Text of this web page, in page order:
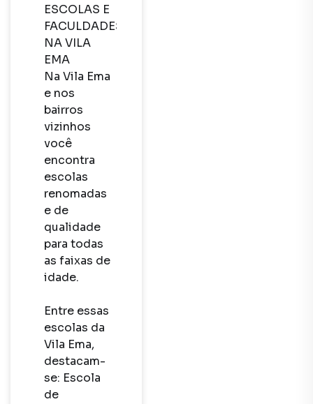
ESCOLAS E
FACULDADES
NA VILA
EMA
Na Vila Ema
e nos
bairros
vizinhos
você
encontra
escolas
renomadas
e de
qualidade
para todas
as faixas de
idade.
Entre essas
escolas da
Vila Ema,
destacam-
se: Escola
de